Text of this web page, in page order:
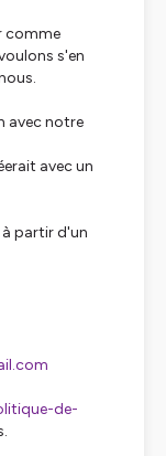
comme
s'en
avec notre
avec un
à partir d'un
de-